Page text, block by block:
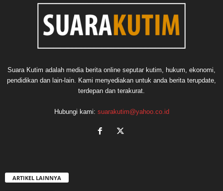
Suara Kutim adalah media berita online seputar kutim, hukum, ekonomi,
pendidikan dan lain-lain. Kami menyediakan untuk anda berita terupdate,
terdepan dan terakurat.
Hubungi kami: suarakutim@yahoo.co.id
ARTIKEL LAINNYA